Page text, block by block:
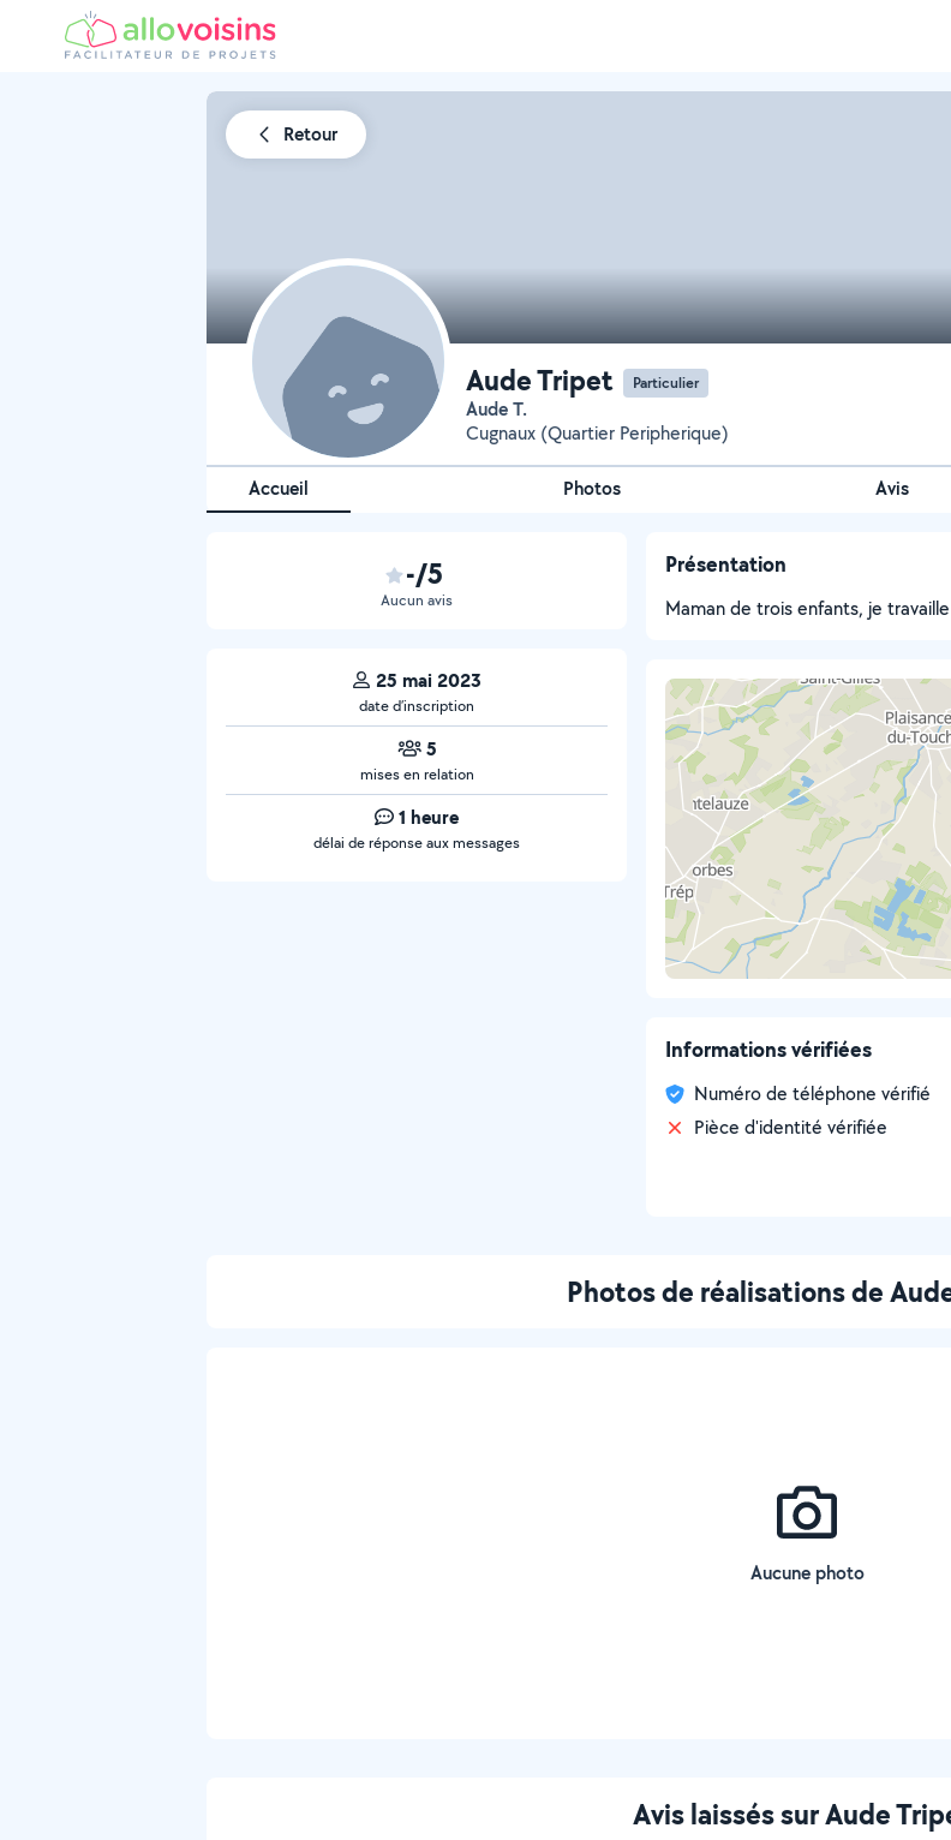
Retour
Aude Tripet Particulier
Aude T.
Cugnaux (Quartier Peripherique)
Accueil Photos Avis
-/5
Aucun avis
25 mai 2023
date d’inscription
5
mises en relation
1 heure
délai de réponse aux messages
Présentation
Maman de trois enfants, je
Informations vérifiées
Numéro de téléphone vérifié
Pièce d'identité vérifiée
Photos de réalisations de
Aucune photo
Avis laissés sur Aude